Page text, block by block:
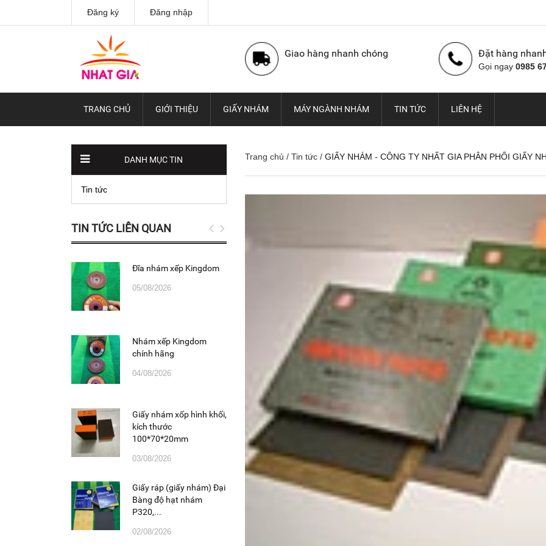
Đăng ký Đăng nhập
Giao hàng nhanh chóng Đặt hàng
Gọi ngay 0985
TRANG CHỦ GIỚI THIỆU GIẤY NHÁM MÁY NGÀNH NHÁM TIN TỨC LIÊN HỆ
Trang chủ / Tin tức / GIẤY NHÁM - CÔNG TY NHẤT GIA PHÂN PHỐI GIẤY
DANH MỤC TIN
Tin tức
TIN TỨC LIÊN QUAN
Đĩa nhám xếp Kingdom
05/08/2026
Nhám xếp Kingdom
chính hãng
04/08/2026
Giấy nhám xốp hình khối,
kích thước
100*70*20mm
03/08/2026
Giấy ráp (giấy nhám) Đại
Bàng độ hạt nhám
P320,...
02/08/2026
Quốc (Hawk), Kích thước
01/08/2026
Nhám trụ carem
20x10x3mm
31/07/2026
Giấy nhám P320
(Cw320) Đại Bàng, kích
30/07/2026
Vải ráp con Ó Hawk,
nhập khẩu Hàn Quốc
Vải nhám cuộn con Ó,
hiệu Hawk, nhập khẩu
Hàn Quốc
Vải nhám tờ con Ó, độ
nhám AA80, kích thước
Nhám xốp hạ cam, độ
nhám P120, kích thước
75mmx...
Nhám xốp dạng tấm to
P1000, kích thước